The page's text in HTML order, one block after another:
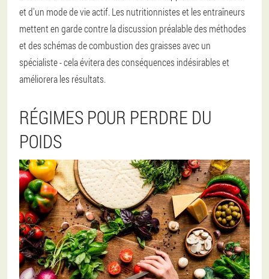
et d'un mode de vie actif. Les nutritionnistes et les entraîneurs
mettent en garde contre la discussion préalable des méthodes
et des schémas de combustion des graisses avec un
spécialiste - cela évitera des conséquences indésirables et
améliorera les résultats.
RÉGIMES POUR PERDRE DU
POIDS